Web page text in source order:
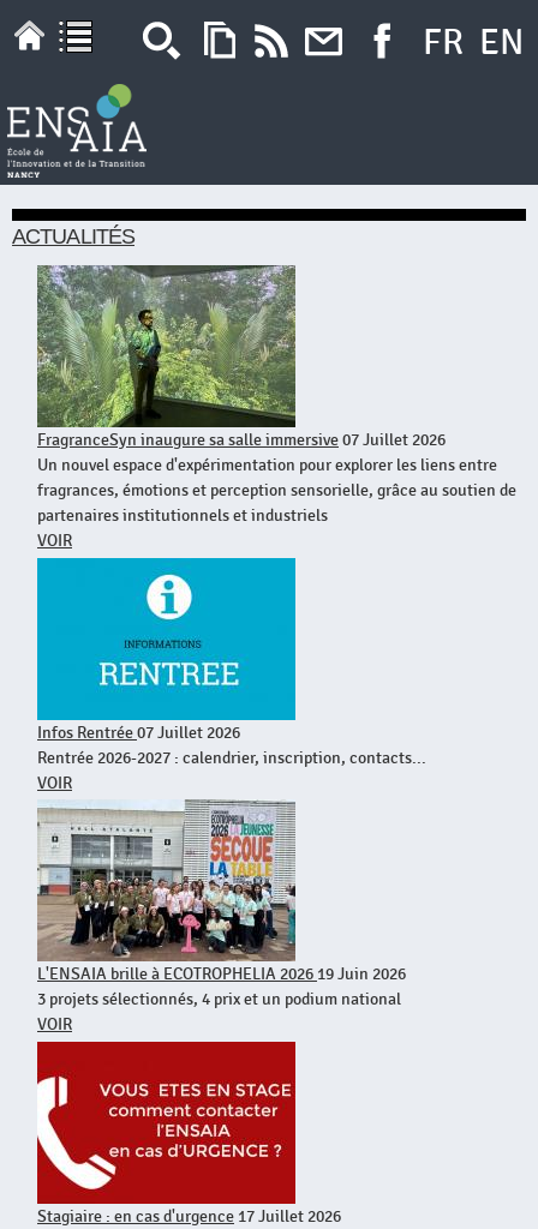
contenu
principal
FR EN
ACTUALITÉS
FragranceSyn inaugure sa salle immersive07 Juillet 2026
Un nouvel espace d'expérimentation pour explorer les liens entre
fragrances, émotions et perception sensorielle, grâce au soutien de
partenaires institutionnels et industriels
VOIR
Infos Rentrée07 Juillet 2026
Rentrée 2026-2027 : calendrier, inscription, contacts...
VOIR
L'ENSAIA brille à ECOTROPHELIA 2026 19 Juin 2026
3 projets sélectionnés, 4 prix et un podium national
VOIR
Stagiaire : en cas d'urgence 17 Juillet 2026